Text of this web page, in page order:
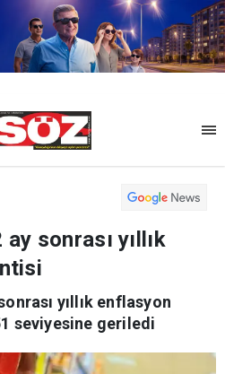
ay sonrası yıllık
yıllık enflasyon
seviyesine geriledi